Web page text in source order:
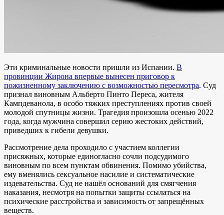
Эти криминальные новости пришли из Испании. В
провинции Жирона впервые вынесен приговор к
пожизненному заключению с возможностью пересмотра. Суд
признал виновным Альберто Пинто Переса, жителя
Кампдеванола, в особо тяжких преступлениях против своей
молодой спутницы жизни. Трагедия произошла осенью 2022
года, когда мужчина совершил серию жестоких действий,
приведших к гибели девушки.
Рассмотрение дела проходило с участием коллегии
присяжных, которые единогласно сочли подсудимого
виновным по всем пунктам обвинения. Помимо убийства,
ему вменялись сексуальное насилие и систематические
издевательства. Суд не нашёл оснований для смягчения
наказания, несмотря на попытки защиты ссылаться на
психические расстройства и зависимость от запрещённых
веществ.